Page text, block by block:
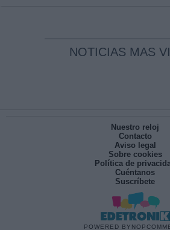
NOTICIAS MAS
Nuestro reloj
Contacto
Aviso legal
Sobre cookies
Política de
Cuéntanos
Suscríbete
POWERED BY